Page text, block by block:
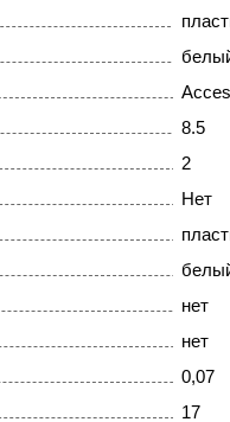
8.5
2
Нет
нет
нет
0,07
17